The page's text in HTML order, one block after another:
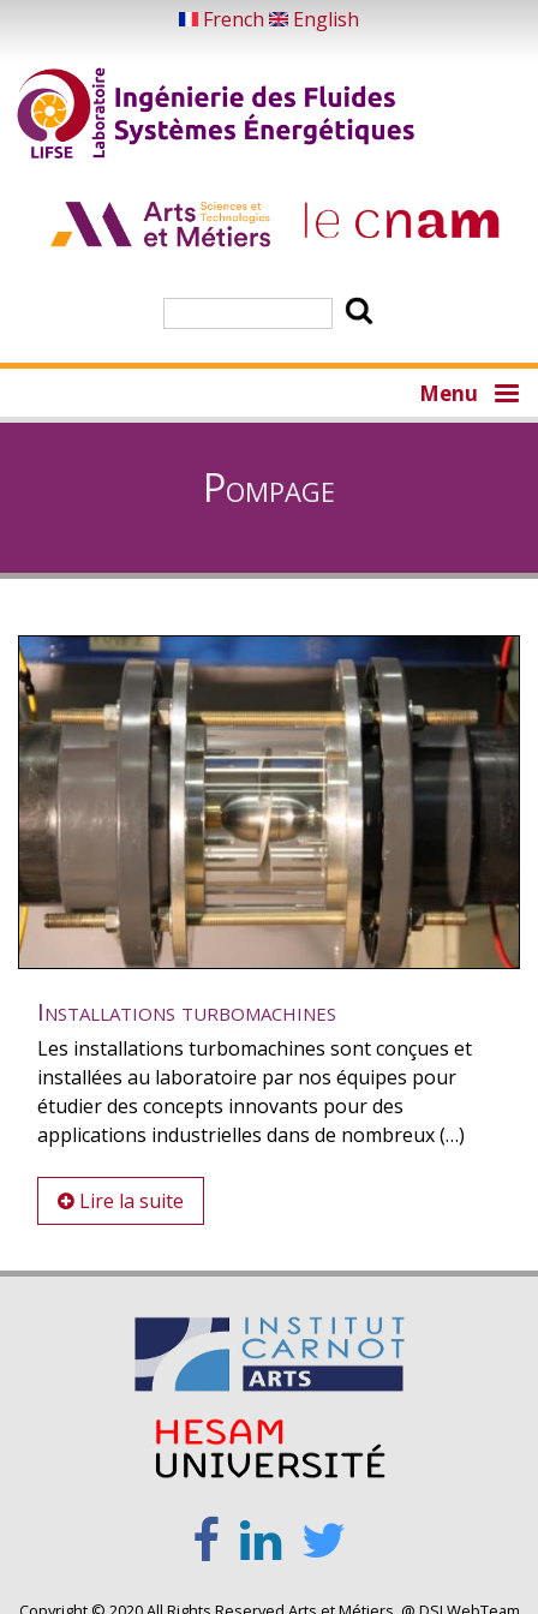
contenu
principal
French English
Menu
Pompage
Installations turbomachines
Les installations turbomachines sont conçues et
installées au laboratoire par nos équipes pour
étudier des concepts innovants pour des
applications industrielles dans de nombreux (…)
Lire la suite